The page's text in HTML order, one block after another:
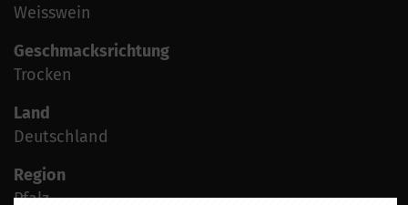
Weisswein
Geschmacksrichtung
Trocken
Land
Deutschland
Region
Pfalz